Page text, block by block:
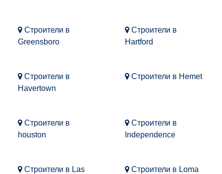
Строители в
Greensboro
Строители в
Hartford
Строители в
Havertown
Строители в Hemet
Строители в
houston
Строители в
Independence
Строители в Las
Строители в Loma